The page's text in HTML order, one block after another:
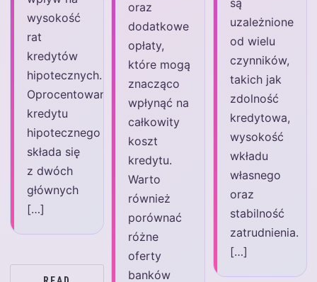
wysokość
rat
kredytów
hipotecznych.
Oprocentowanie
kredytu
hipotecznego
składa się
z dwóch
głównych
[…]
oraz
dodatkowe
opłaty,
które mogą
znacząco
wpłynąć na
całkowity
koszt
kredytu.
Warto
również
porównać
różne
oferty
banków
są
uzależnione
od wielu
czynników,
takich jak
zdolność
kredytowa,
wysokość
wkładu
własnego
oraz
stabilność
zatrudnienia.
[…]